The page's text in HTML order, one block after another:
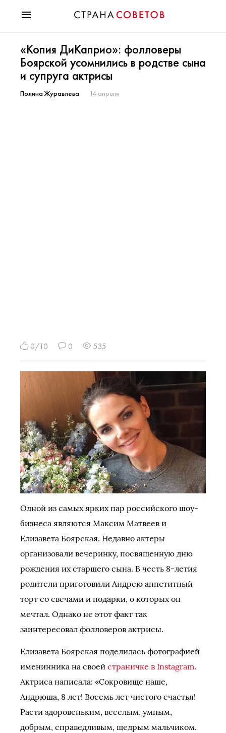
Мода
Звезды
Гороскопы
Здоровье
«Копия ДиКаприо»: фолловеры
Боярской усомнились в родстве сына
и супруга актрисы
Полина Журавлева 14 апреля
0/10 0 535
Одной из самых ярких пар российского шоу-
бизнеса являются Максим Матвеев и
Елизавета Боярская. Недавно актеры
организовали вечеринку, посвященную дню
рождения их старшего сына. В честь 8-летия
родители приготовили Андрею аппетитный
торт со свечами и подарки, о которых он
мечтал. Однако не этот факт так
заинтересовал фолловеров актрисы.
Елизавета Боярская поделилась фотографией
именинника на своей страничке в Instagram.
Актриса написала: «Сокровище наше,
Андрюша, 8 лет! Восемь лет чистого счастья!
Расти здоровеньким, веселым, умным,
добрым, справедливым, щедрым мальчиком.